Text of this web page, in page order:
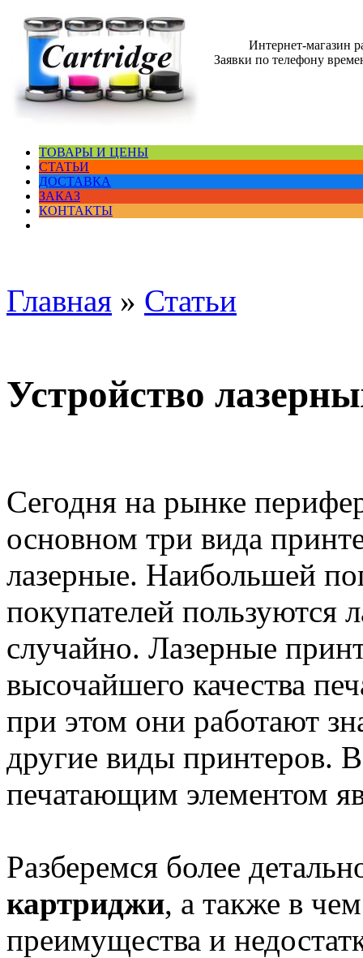
Интернет-магазин
Заявки по телефону
ТОВАРЫ И ЦЕНЫ
СТАТЬИ
ДОСТАВКА
ЗАКАЗ
КОНТАКТЫ
Главная » Статьи
Устройство
Сегодня на рынке
основном три вида
лазерные. Наибольшей
покупателей пользуются
случайно. Лазерные
высочайшего качества
при этом они работают
другие виды принтеров.
печатающим элементом
Разберемся более
картриджи, а также в
преимущества и